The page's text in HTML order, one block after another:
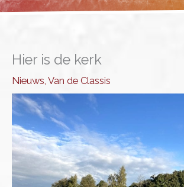
Ga
inhoudHier is de kerk
Nieuws Van de Classis